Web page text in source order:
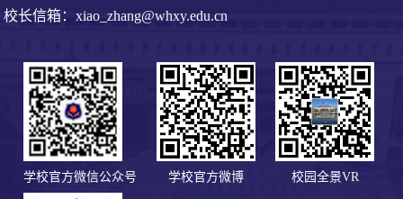
校长信箱：xiao_zhang@whxy.edu.cn
学校官方微信公众号 学校官方微博 校园全景VR